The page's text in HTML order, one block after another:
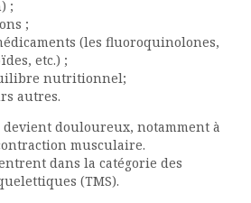
;
;
(les fluoroquinolones,
etc.) ;
nutritionnel;
autres.
douloureux, notamment à
musculaire.
dans la catégorie des
(TMS).